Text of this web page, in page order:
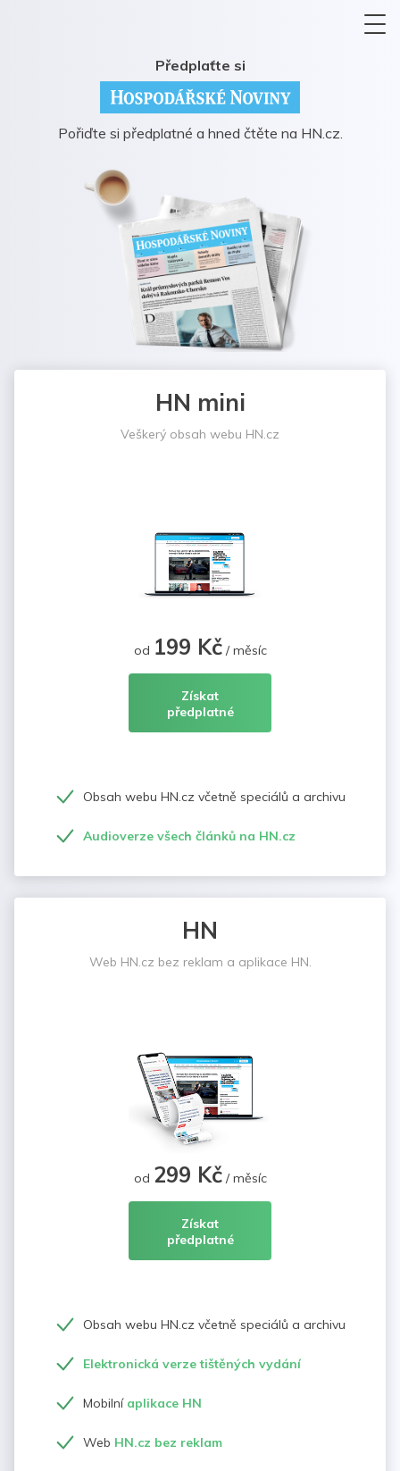
Předplaťte si
Pořiďte si předplatné a hned čtěte na HN.cz.
HN mini
Veškerý obsah webu HN.cz
od 199 Kč/ měsíc
Získat
předplatné
Obsah webu HN.cz včetně speciálů a archivu
Audioverze všech článků na HN.cz
HN
Web HN.cz bez reklam a aplikace HN.
od 299 Kč/ měsíc
Získat
předplatné
Obsah webu HN.cz včetně speciálů a archivu
Elektronická verze tištěných vydání
Mobilní aplikace HN
Web HN.cz bez reklam